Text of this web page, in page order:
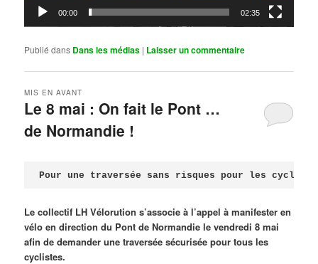
00:00 02:35
Publié dans Dans les médias | Laisser un commentaire
Le 8 mai : On fait le Pont …
de Normandie !
MIS EN AVANT
Pour une traversée sans risques pour les
Le collectif LH Vélorution s’associe à l’appel à manifester en
vélo en direction du Pont de Normandie le vendredi 8 mai
afin de demander une traversée sécurisée pour tous les
cyclistes.